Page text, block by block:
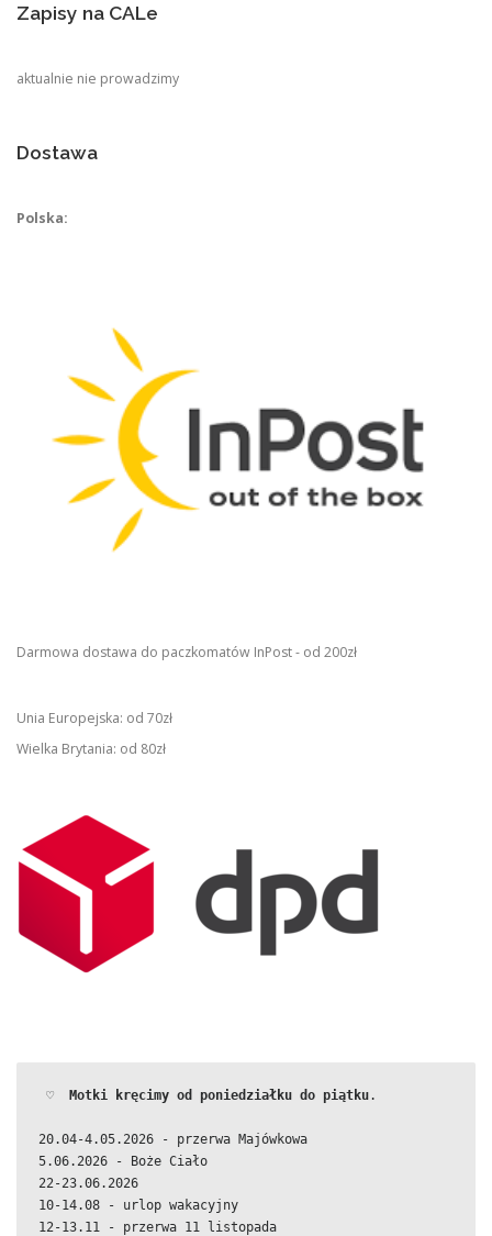
Zapisy na CALe
aktualnie nie prowadzimy
Dostawa
Polska:
Darmowa dostawa do paczkomatów InPost - od 200zł
Unia Europejska: od 70zł
Wielka Brytania: od 80zł
♡ Motki kręcimy od poniedziałku do piątku.
20.04-4.05.2026 - przerwa Majówkowa
5.06.2026 - Boże Ciało
22-23.06.2026
10-14.08 - urlop wakacyjny
12-13.11 - przerwa 11 listopada